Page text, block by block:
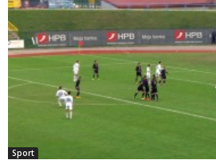
Sport